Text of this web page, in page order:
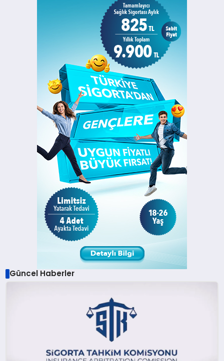
Güncel Haberler